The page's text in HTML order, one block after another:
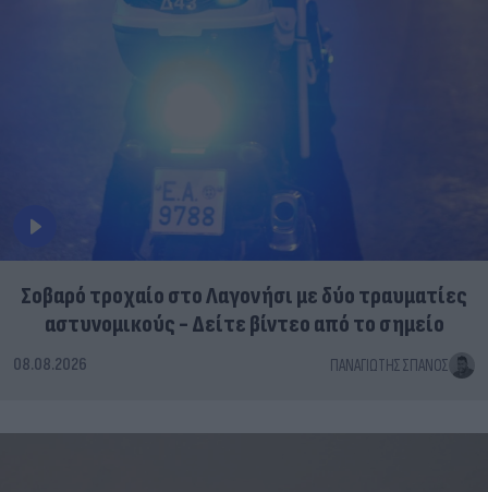
Σοβαρό τροχαίο στο Λαγονήσι με δύο τραυματίες
αστυνομικούς - Δείτε βίντεο από το σημείο
08.08.2026 ΠΑΝΑΓΙΏΤΗΣ ΣΠΑΝΌΣ